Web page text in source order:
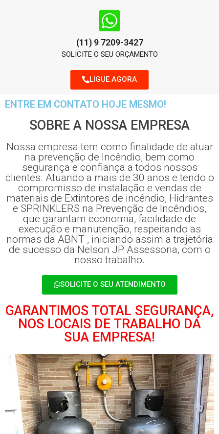
(11) 9 7209-3427
SOLICITE O SEU ORÇAMENTO
LIGUE AGORA
ENTRE EM CONTATO HOJE MESMO!
SOBRE A NOSSA EMPRESA
Nossa empresa tem como finalidade de atuar
na prevenção de Incêndio, bem como
segurança e confiança a todos nossos
clientes. Atuando a mais de 30 anos e tendo o
compromisso de instalação e vendas de
materiais de Extintores de incêndio, Hidrantes
e SPRINKLERS na Prevenção de Incêndios,
que garantam economia, facilidade de
execução e manutenção, respeitando as
normas da ABNT , iniciando assim a trajetória
de sucesso da Nelson JP Assessoria, com o
nosso trabalho.
SOLICITE O SEU ATENDIMENTO
GARANTIMOS TOTAL SEGURANÇA,
NOS LOCAIS DE TRABALHO DA
SUA EMPRESA!